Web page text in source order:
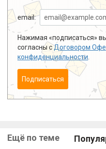
email:
Нажимая «подписаться»
согласны сДоговором
конфиденциальности
Подписаться
Ещё по теме